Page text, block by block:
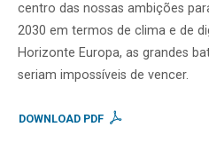
centro das nossas ambições
2030 em termos de clima e de
Horizonte Europa, as grandes
seriam impossíveis de vencer.
DOWNLOAD PDF